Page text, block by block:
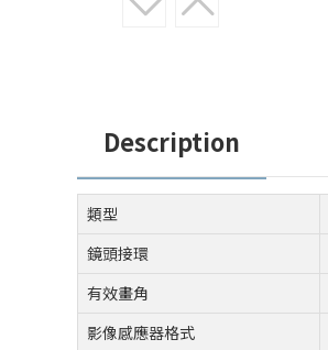
Description
類型
鏡頭接環
有效畫角
影像感應器格式